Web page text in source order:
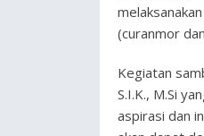
(curanmor
Kegiatan
S.I.K., M.Si
aspirasi dan